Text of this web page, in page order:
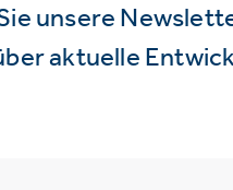
unsere
aktuelle